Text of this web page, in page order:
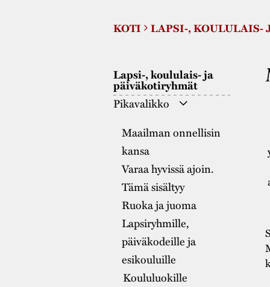
KOTI LAPSI-, KOULULAIS-
Lapsi-, koululais- ja
päiväkotiryhmät
Pikavalikko
Maailman onnellisin
kansa
Varaa hyvissä ajoin.
Tämä sisältyy
Ruoka ja juoma
Lapsiryhmille,
päiväkodeille ja
esikouluille
Koululuokille